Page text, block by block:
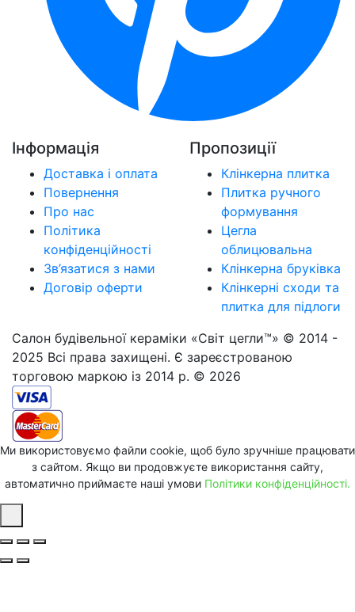
Інформація
Доставка і оплата
Повернення
Про нас
Політика
конфіденційності
Зв’язатися з нами
Договір оферти
Пропозиції
Клінкерна плитка
Плитка ручного
формування
Цегла
облицювальна
Клінкерна бруківка
Клінкерні сходи та
плитка для підлоги
Салон будівельної кераміки «Світ цегли™» © 2014 -
2025 Всі права захищені. Є зареєстрованою
торговою маркою із 2014 р. © 2026
Ми використовуємо файли cookie, щоб було зручніше працювати
з сайтом. Якщо ви продовжуєте використання сайту,
автоматично приймаєте наші умови Політики конфіденційності.